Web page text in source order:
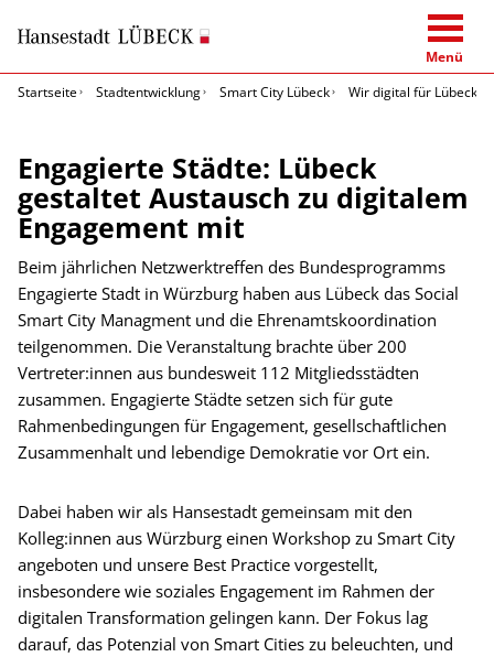
Menü
Startseite
Stadtentwicklung Smart City Lübeck Wir digital für Lübeck
Engagierte Städte: Lübeck
gestaltet Austausch zu digitalem
Engagement mit
Beim jährlichen Netzwerktreffen des Bundesprogramms
Engagierte Stadt in Würzburg haben aus Lübeck das Social
Smart City Managment und die Ehrenamtskoordination
teilgenommen. Die Veranstaltung brachte über 200
Vertreter:innen aus bundesweit 112 Mitgliedsstädten
zusammen. Engagierte Städte setzen sich für gute
Rahmenbedingungen für Engagement, gesellschaftlichen
Zusammenhalt und lebendige Demokratie vor Ort ein.
Dabei haben wir als Hansestadt gemeinsam mit den
Kolleg:innen aus Würzburg einen Workshop zu Smart City
angeboten und unsere Best Practice vorgestellt,
insbesondere wie soziales Engagement im Rahmen der
digitalen Transformation gelingen kann. Der Fokus lag
darauf, das Potenzial von Smart Cities zu beleuchten, und